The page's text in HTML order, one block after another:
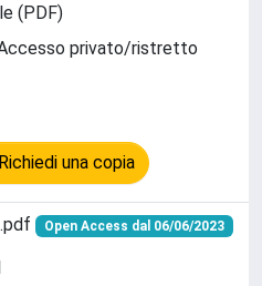
(PDF)
Accesso privato/ristretto
Richiedi una copia
Open Access dal 06/06/2023